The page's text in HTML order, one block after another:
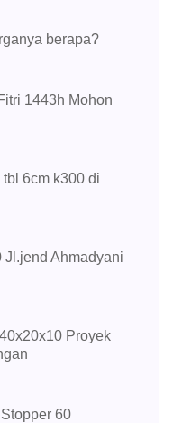
berapa?
1443h Mohon
6cm k300 di
Jl.jend Ahmadyani
Proyek
60